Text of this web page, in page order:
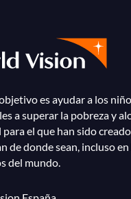
es ayudar a los
a superar la pobreza y
el que han sido
de donde sean, incluso
del mundo.